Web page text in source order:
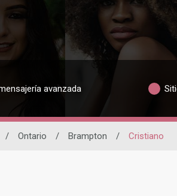
avanzada
/ Ontario / Brampton / Cristiano